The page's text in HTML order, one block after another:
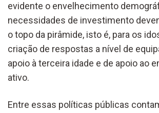
evidente o envelhecimento
necessidades de investimento
o topo da pirâmide, isto é, para os
criação de respostas a nível de
apoio à terceira idade e de apoio ao
ativo.
Entre essas políticas públicas